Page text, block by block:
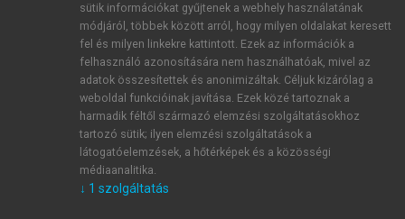
ÚJ FIÓK LÉTREHOZÁSA
1 óra díjmentes hozzáférés
E-MAIL-CÍM
sütik információkat gyűjtenek a webhely használatának
módjáról, többek között arról, hogy milyen oldalakat keresett
fel és milyen linkekre kattintott. Ezek az információk a
felhasználó azonosítására nem használhatóak, mivel az
adatok összesítettek és anonimizáltak. Céljuk kizárólag a
weboldal funkcióinak javítása. Ezek közé tartoznak a
harmadik féltől származó elemzési szolgáltatásokhoz
tartozó sütik; ilyen elemzési szolgáltatások a
látogatóelemzések, a hőtérképek és a közösségi
médiaanalitika.
↓ 1 szolgáltatás